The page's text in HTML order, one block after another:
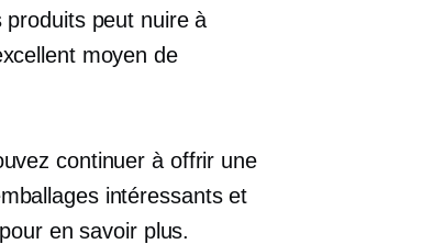
peut nuire à
moyen de
continuer à offrir une
intéressants et
en savoir plus.